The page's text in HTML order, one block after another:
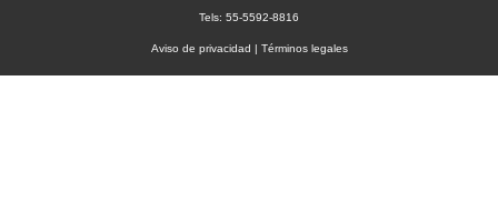
Tels: 55-5592-8816
Aviso de privacidad | Términos legales